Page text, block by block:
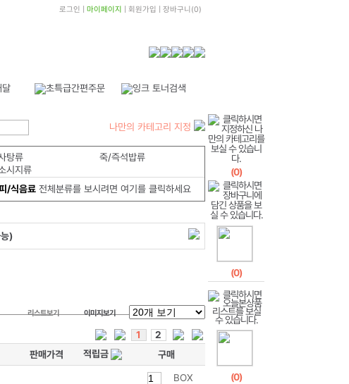
로그인 마이페이지 회원가입 장바구니 (0)
나만의 카테고리 지정
탕류
죽/즉석밥류
시지류
/식음료전체분류를 보시려면 여기를 클릭하세요
)
리스트보기 이미지보기
1
2
판매가격 적립금 구매
BOX
(0)
(0)
(0)